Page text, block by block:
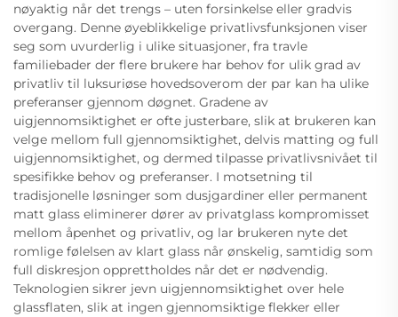
nøyaktig når det trengs – uten forsinkelse eller gradvis
overgang. Denne øyeblikkelige privatlivsfunksjonen viser
seg som uvurderlig i ulike situasjoner, fra travle
familiebader der flere brukere har behov for ulik grad av
privatliv til luksuriøse hovedsoverom der par kan ha ulike
preferanser gjennom døgnet. Gradene av
uigjennomsiktighet er ofte justerbare, slik at brukeren kan
velge mellom full gjennomsiktighet, delvis matting og full
uigjennomsiktighet, og dermed tilpasse privatlivsnivået til
spesifikke behov og preferanser. I motsetning til
tradisjonelle løsninger som dusjgardiner eller permanent
matt glass eliminerer dører av privatglass kompromisset
mellom åpenhet og privatliv, og lar brukeren nyte det
romlige følelsen av klart glass når ønskelig, samtidig som
full diskresjon opprettholdes når det er nødvendig.
Teknologien sikrer jevn uigjennomsiktighet over hele
glassflaten, slik at ingen gjennomsiktige flekker eller